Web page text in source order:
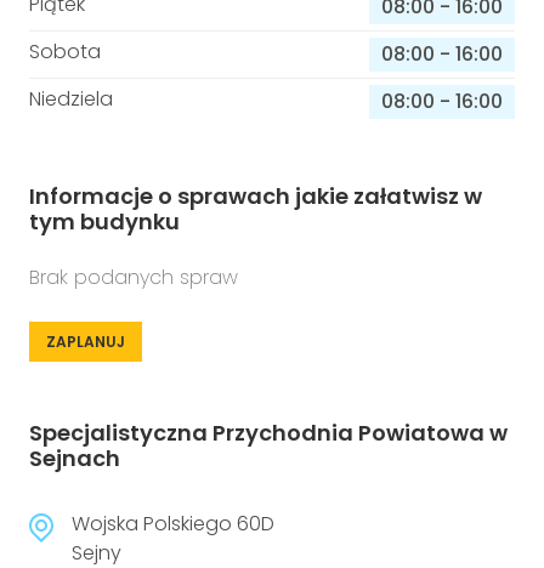
08:00 - 16:00
Sobota
08:00 - 16:00
Niedziela
08:00 - 16:00
Informacje o sprawach jakie załatwisz w
tym budynku
Brak podanych spraw
ZAPLANUJ
Specjalistyczna Przychodnia Powiatowa w
Sejnach
Wojska Polskiego 60D
Sejny